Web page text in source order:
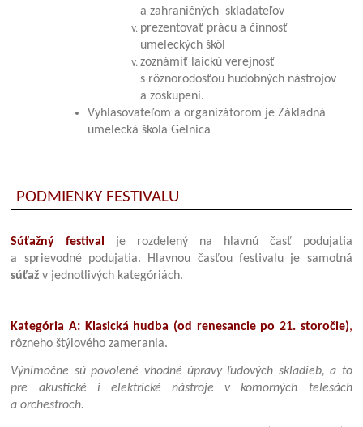
a zahraničných skladateľov
prezentovať prácu a činnosť
umeleckých škôl
zoznámiť laickú verejnosť
s rôznorodosťou hudobných nástrojov
a zoskupení.
Vyhlasovateľom a organizátorom je Základná
umelecká škola Gelnica
PODMIENKY FESTIVALU
Súťažný festival
je rozdelený na hlavnú časť podujatia
a sprievodné podujatia. Hlavnou časťou festivalu je samotná
súťaž v jednotlivých kategóriách.
Kategória A: Klasická hudba (od renesancie po 21. storočie),
rôzneho štýlového zamerania.
Výnimočne sú povolené vhodné úpravy ľudových skladieb, a to
pre akustické i elektrické nástroje v komorných telesách
a orchestroch.